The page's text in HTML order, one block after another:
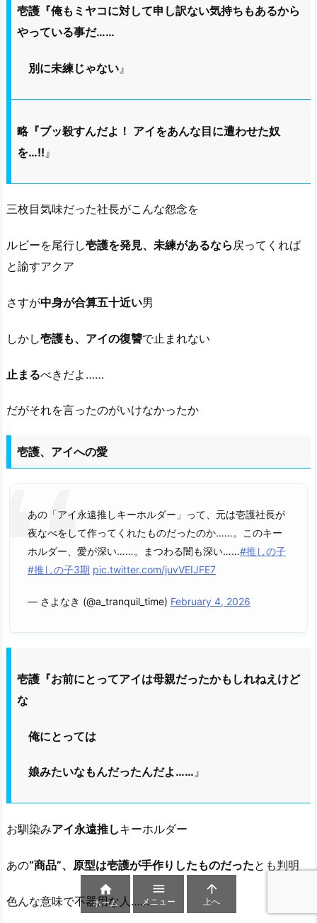
壱護『俺もミヤコに対して申し訳ない気持ちもあるから
やっている事だ……
別に未練じゃない』
略『ブッ殺すんだよ！ アイをあんな目に遭わせた奴
を…!! 』
三枚目気味だった社長がこんな怨念を
ルビーを尾行し壱護を発見、未練があるなら戻ってくれば
と諭すアクア
さすが中身が合算五十近い男
しかし壱護も、アイの復讐で止まれない
止まるべきだよ……
だがそれを言ったのがいけなかったか
壱護、アイへの愛
あの「アイ永遠推しキーホルダー」って、元は壱護社長が
夜なべをして作ってくれたものだったのか……。このキー
ホルダー、愛が深い……。まつわる闇も深い……#推しの子
#推しの子3期 pic.twitter.com/juvVEIJFE7
— さよなき (@a_tranquil_time) February 4, 2026
壱護『お前にとってアイは母親だったかもしれねえけど
な
俺にとっては
娘みたいなもんだったんだよ……』
お馴染みアイ永遠推しキーホルダー
あの“商品”、原型は壱護が手作りしたものだったとも判明
色んな意味で不器用な人……

ホーム

メニュー

上へ